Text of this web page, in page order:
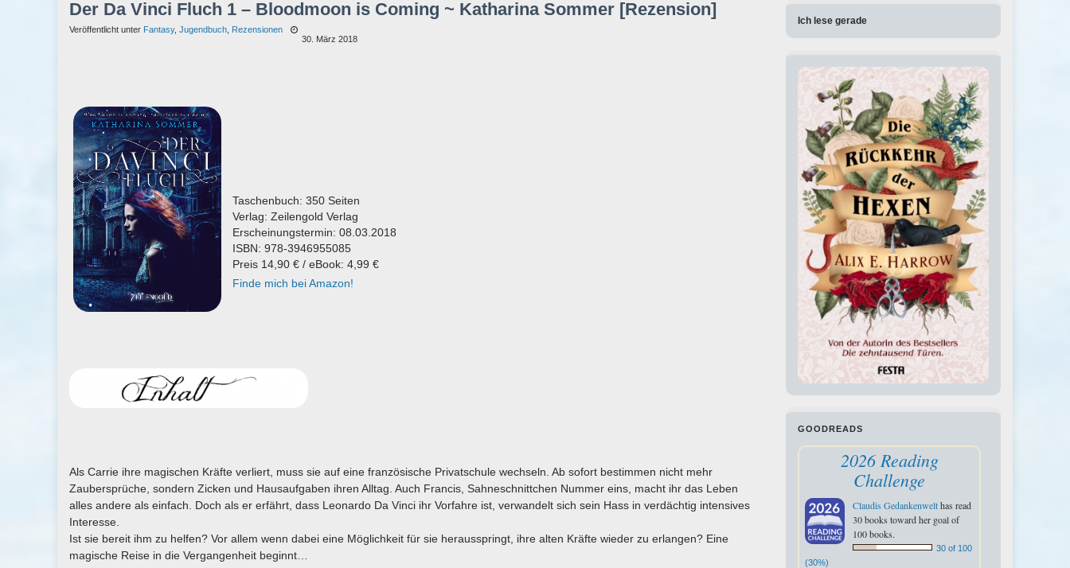
Der Da Vinci Fluch 1 – Bloodmoon is Coming ~ Katharina Sommer [Rezension]
Veröffentlicht unter Fantasy, Jugendbuch Rezensionen
30. März 2018
Taschenbuch: 350 Seiten
Verlag: Zeilengold Verlag
Erscheinungstermin: 08.03.2018
ISBN: 978-3946955085
Preis 14,90 € / eBook: 4,99 €
Finde mich bei Amazon!
Als Carrie ihre magischen Kräfte verliert, muss sie auf eine französische Privatschule wechseln. Ab sofort bestimmen nicht mehr
Zaubersprüche, sondern Zicken und Hausaufgaben ihren Alltag. Auch Francis, Sahneschnittchen Nummer eins, macht ihr das Leben
alles andere als einfach. Doch als er erfährt, dass Leonardo Da Vinci ihr Vorfahre ist, verwandelt sich sein Hass in verdächtig intensives
Interesse.
Ist sie bereit ihm zu helfen? Vor allem wenn dabei eine Möglichkeit für sie herausspringt, ihre alten Kräfte wieder zu erlangen? Eine
magische Reise in die Vergangenheit beginnt…
Ich lese gerade
GOODREADS
2026 Reading
Challenge
Claudis Gedankenwelthas read
30 books toward her goal of
100 books.
30 of 100
(30%)